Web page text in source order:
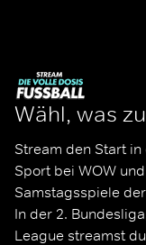
Wähl, was
Stream den Start
Sport bei WOW
Samstagsspiele
In der 2.
League streamst